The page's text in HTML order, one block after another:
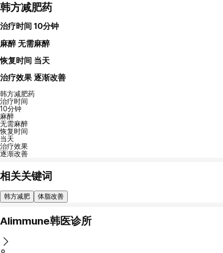
韩方减肥药
治疗时间 10分钟
麻醉 无需麻醉
恢复时间 当天
治疗效果 逐渐改善
韩方减肥药
治疗时间
10分钟
麻醉
无需麻醉
恢复时间
当天
治疗效果
逐渐改善
相关关键词
韩方减肥 体脂改善
Alimmune韩医诊所